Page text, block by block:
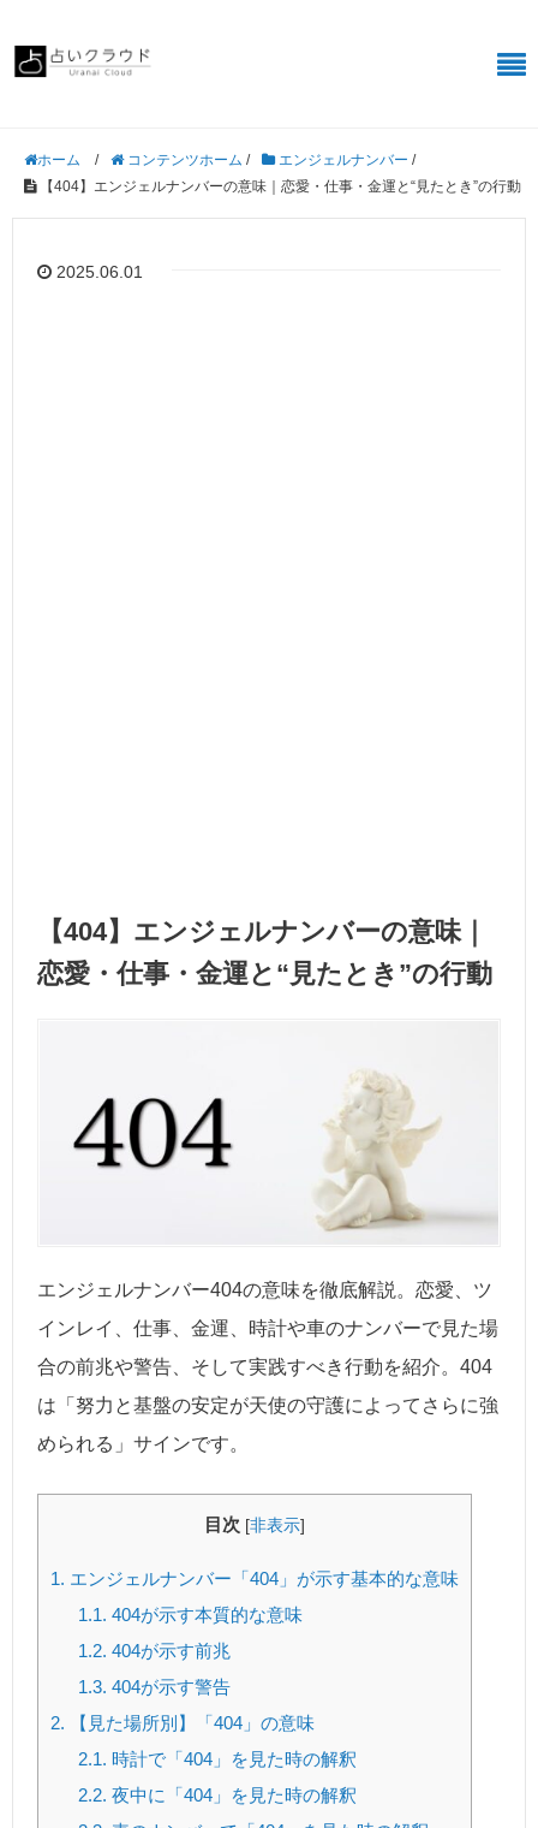
ホーム / コンテンツホーム / エンジェルナンバー /
【404】エンジェルナンバーの意味｜恋愛・仕事・金運と“見たとき”の行動
2025.06.01
【404】エンジェルナンバーの意味｜
恋愛・仕事・金運と“見たとき”の行動
エンジェルナンバー404の意味を徹底解説。恋愛、ツ
インレイ、仕事、金運、時計や車のナンバーで見た場
合の前兆や警告、そして実践すべき行動を紹介。404
は「努力と基盤の安定が天使の守護によってさらに強
められる」サインです。
目次 [非表示]
1. エンジェルナンバー「404」が示す基本的な意味
1.1. 404が示す本質的な意味
1.2. 404が示す前兆
1.3. 404が示す警告
2. 【見た場所別】「404」の意味
2.1. 時計で「404」を見た時の解釈
2.2. 夜中に「404」を見た時の解釈